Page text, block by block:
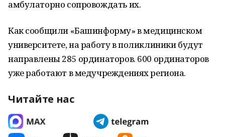
амбулаторно сопровождать их.
Как сообщили «Башинформу» в медицинском
университете, на работу в поликлиники будут
направлены 285 ординаторов. 600 ординаторов
уже работают в медучреждениях региона.
Читайте нас